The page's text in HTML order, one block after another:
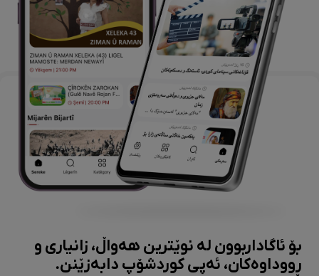
بۆ ئاگاداربوون لە نوێترین هەواڵ، زانیاری و
ڕووداوەکان، ئەپی کوردشۆپ دابەزێنن.